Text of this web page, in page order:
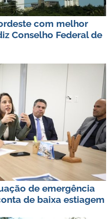
com melhor
Conselho Federal de
de emergência
de baixa estiagem